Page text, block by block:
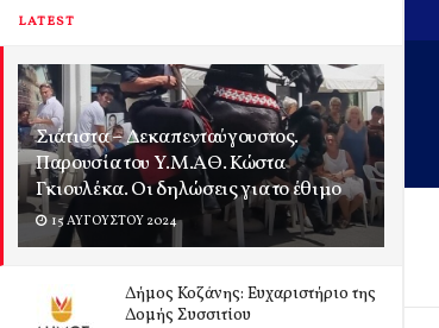
LATEST
Σιάτιστα – Δεκαπενταύγουστος.
Παρουσία του Υ.Μ.ΑΘ. Κώστα
Γκιουλέκα. Οι δηλώσεις για το έθιμο
15 ΑΥΓΟΎΣΤΟΥ 2024
Δήμος Κοζάνης: Ευχαριστήριο της
Δομής Συσσιτίου